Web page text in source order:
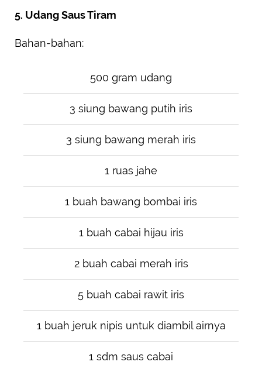
5. Udang Saus Tiram
Bahan-bahan:
500 gram udang
3 siung bawang putih iris
3 siung bawang merah iris
1 ruas jahe
1 buah bawang bombai iris
1 buah cabai hijau iris
2 buah cabai merah iris
5 buah cabai rawit iris
1 buah jeruk nipis untuk diambil airnya
1 sdm saus cabai